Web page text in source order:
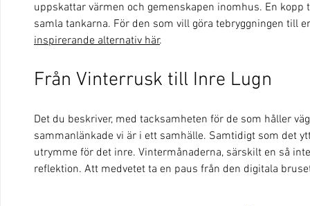
uppskattar värmen och gemenskapen inomhus. En
samla tankarna. För den som vill göra tebryggningen till
inspirerande alternativ här.
Från Vinterrusk till Inre Lugn
Det du beskriver, med tacksamheten för de som håller
sammanlänkade vi är i ett samhälle. Samtidigt som det
utrymme för det inre. Vintermånaderna, särskilt en så
reflektion. Att medvetet ta en paus från den digitala